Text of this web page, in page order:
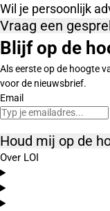
Wil je persoonlijk
Vraag een
Blijf op de
Als eerste op de hoogte
voor de nieuwsbrief.
Email
Houd mij op de
Over LOI